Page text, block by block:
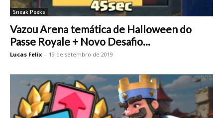
Sneak Peeks
Vazou Arena temática de Halloween do
Passe Royale + Novo Desafio...
Lucas Felix - 19 de setembro de 2019